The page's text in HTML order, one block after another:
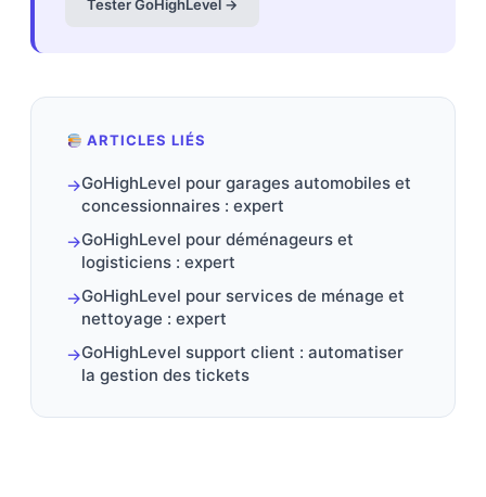
Tester GoHighLevel →
ARTICLES LIÉS
→GoHighLevel pour garages automobiles et
concessionnaires : expert
→GoHighLevel pour déménageurs et
logisticiens : expert
→GoHighLevel pour services de ménage et
nettoyage : expert
→GoHighLevel support client : automatiser
la gestion des tickets